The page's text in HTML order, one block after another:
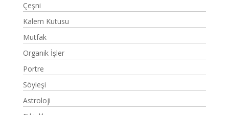
Çeşni
Kalem Kutusu
Mutfak
Organik İşler
Portre
Söyleşi
Astroloji